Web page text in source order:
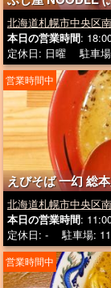
北海道札幌市中央区
本日の営業時間:
定休日: 日曜 駐車場
えびそば 一幻 総
営業時間中
北海道札幌市中央区
本日の営業時間:
定休日: - 駐車場:
営業時間中